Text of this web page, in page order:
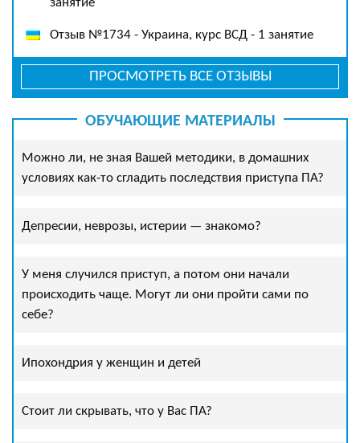
занятие
Отзыв №1734 - Украина, курс ВСД - 1 занятие
ПРОСМОТРЕТЬ ВСЕ ОТЗЫВЫ
ОБУЧАЮЩИЕ МАТЕРИАЛЫ
Можно ли, не зная Вашей методики, в домашних
условиях как-то сгладить последствия приступа ПА?
Депресии, неврозы, истерии — знакомо?
У меня случился приступ, а потом они начали
происходить чаще. Могут ли они пройти сами по
себе?
Ипохондрия у женщин и детей
Стоит ли скрывать, что у Вас ПА?